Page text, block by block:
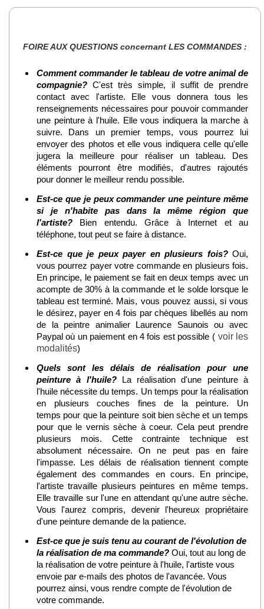
FOIRE AUX QUESTIONS concernant LES COMMANDES :
Comment commander le tableau de votre animal de
compagnie? C'est très simple, il suffit de prendre
contact avec l'artiste. Elle vous donnera tous les
renseignements nécessaires pour pouvoir commander
une peinture à l'huile. Elle vous indiquera la marche à
suivre. Dans un premier temps, vous pourrez lui
envoyer des photos et elle vous indiquera celle qu'elle
jugera la meilleure pour réaliser un tableau. Des
éléments pourront être modifiés, d'autres rajoutés
pour donner le meilleur rendu possible.
Est-ce que je peux commander une peinture même
si je n'habite pas dans la même région que
l'artiste? Bien entendu. Grâce à Internet et au
téléphone, tout peut se faire à distance.
Est-ce que je peux payer en plusieurs fois?Oui,
vous pourrez payer votre commande en plusieurs fois.
En principe, le paiement se fait en deux temps avec un
acompte de 30% à la commande et le solde lorsque le
tableau est terminé. Mais, vous pouvez aussi, si vous
le désirez, payer en 4 fois par chèques libellés au nom
de la peintre animalier Laurence Saunois ou avec
Paypal où un paiement en 4 fois est possible ( voir les
modalités)
Quels sont les délais de réalisation pour une
peinture à l'huile?La réalisation d'une peinture à
l'huile nécessite du temps. Un temps pour la réalisation
en plusieurs couches fines de la peinture. Un
temps pour que la peinture soit bien sèche et un temps
pour que le vernis sèche à coeur. Cela peut prendre
plusieurs mois. Cette contrainte technique est
absolument nécessaire. On ne peut pas en faire
l'impasse. Les délais de réalisation tiennent compte
également des commandes en cours. En principe,
l'artiste travaille plusieurs peintures en même temps.
Elle travaille sur l'une en attendant qu'une autre sèche.
Vous l'aurez compris, devenir l'heureux propriétaire
d'une peinture demande de la patience.
Est-ce que je suis tenu au courant de l'évolution de
la réalisation de ma commande? Oui, tout au long de
la réalisation de votre peinture à l'huile, l'artiste vous
envoie par e-mails des photos de l'avancée. Vous
pourrez ainsi, vous rendre compte de l'évolution de
votre commande.